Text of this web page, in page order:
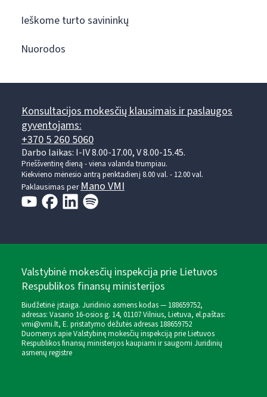
Ieškome turto savininkų
Nuorodos
Konsultacijos mokesčių klausimais ir paslaugos
gyventojams:
+370 5 260 5060
Darbo laikas: I-IV 8.00-17.00, V 8.00-15.45.
Prieššventinę dieną - viena valanda trumpiau.
Kiekvieno mėnesio antrą penktadienį 8.00 val. - 12.00 val.
Paklausimas perMano VMI
Valstybinė mokesčių inspekcija prie Lietuvos
Respublikos finansų ministerijos
Biudžetinė įstaiga. Juridinio asmens kodas — 188659752,
adresas: Vasario 16-osios g. 14, 01107 Vilnius, Lietuva, el.paštas:
vmi@vmi.lt, E. pristatymo dėžutės adresas 188659752
Duomenys apie Valstybinę mokesčių inspekciją prie Lietuvos
Respublikos finansų ministerijos kaupiami ir saugomi Juridinių
asmenų registre